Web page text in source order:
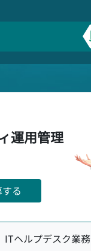
運用管理
る
ITヘルプデスク業務